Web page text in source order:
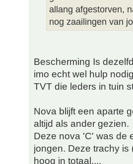
allang afgestorven,
nog zaailingen van
Bescherming Is
imo echt wel hulp
TVT die leders in tuin
Nova blijft een aparte
altijd als ander gezien.
Deze nova 'C' was de
jongen. Deze trachy
hoog in totaal....